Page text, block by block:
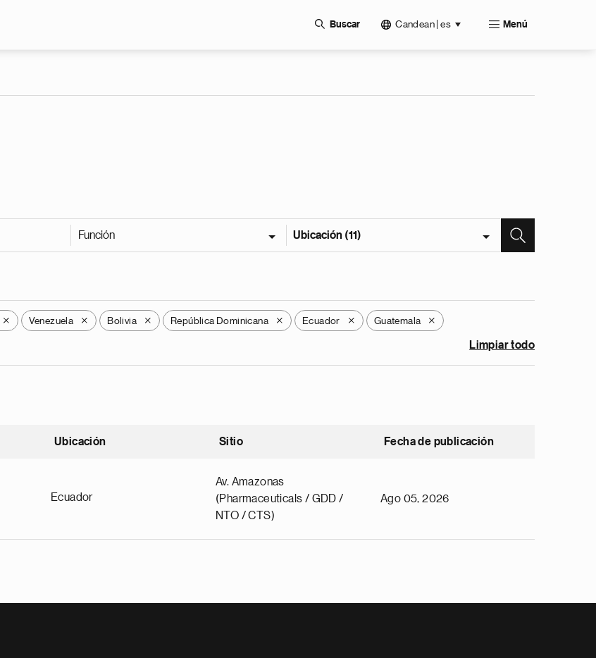
Buscar Candean | es Menú
Función Ubicación (11)
X Venezuela X Bolivia X República Dominicana X Ecuador X Guatemala X
Limpiar todo
Ubicación Sitio Fecha de publicación
Ecuador
Av. Amazonas
(Pharmaceuticals / GDD /
NTO / CTS)
Ago 05, 2026